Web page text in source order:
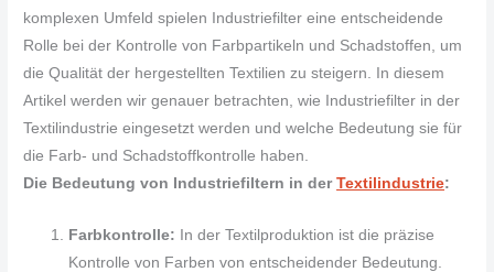
komplexen Umfeld spielen Industriefilter eine entscheidende
Rolle bei der Kontrolle von Farbpartikeln und Schadstoffen, um
die Qualität der hergestellten Textilien zu steigern. In diesem
Artikel werden wir genauer betrachten, wie Industriefilter in der
Textilindustrie eingesetzt werden und welche Bedeutung sie für
die Farb- und Schadstoffkontrolle haben.
Die Bedeutung von Industriefiltern in derTextilindustrie:
Farbkontrolle: In der Textilproduktion ist die präzise
Kontrolle von Farben von entscheidender Bedeutung.